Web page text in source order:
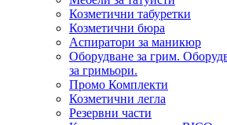
Козметични табуретки
Козметични бюра
Аспиратори за маникюр
Оборудване за грим.
за гримьори.
Промо Комплекти
Козметични легла
Резервни части